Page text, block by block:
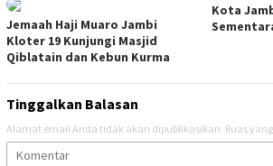
Jemaah Haji Muaro Jambi
Kloter 19 Kunjungi Masjid
Qiblatain dan Kebun Kurma
Kota
Tinggalkan Balasan
Alamat email Anda tidak akan dipublikasikan. Ruas